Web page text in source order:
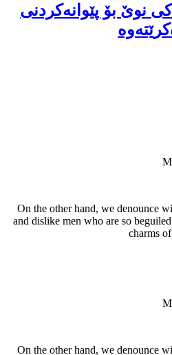
نوێ بۆ پێوانەکردنی
On the other hand, we denounce
and dislike men who are so
charms
On the other hand, we denounce